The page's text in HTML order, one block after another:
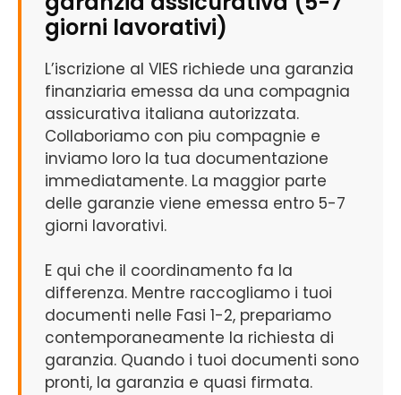
giorni lavorativi)
L’iscrizione al VIES richiede una garanzia
finanziaria emessa da una compagnia
assicurativa italiana autorizzata.
Collaboriamo con piu compagnie e
inviamo loro la tua documentazione
immediatamente. La maggior parte
delle garanzie viene emessa entro 5-7
giorni lavorativi.
E qui che il coordinamento fa la
differenza. Mentre raccogliamo i tuoi
documenti nelle Fasi 1-2, prepariamo
contemporaneamente la richiesta di
garanzia. Quando i tuoi documenti sono
pronti, la garanzia e quasi firmata.